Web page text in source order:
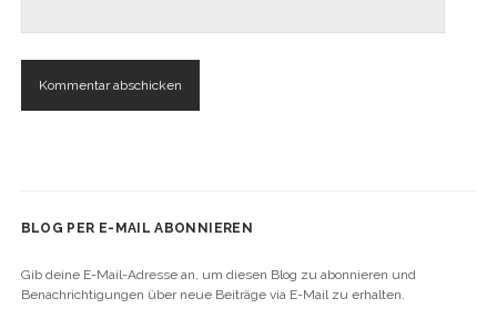
BLOG PER E-MAIL ABONNIEREN
Gib deine E-Mail-Adresse an, um diesen Blog zu abonnieren und
Benachrichtigungen über neue Beiträge via E-Mail zu erhalten.